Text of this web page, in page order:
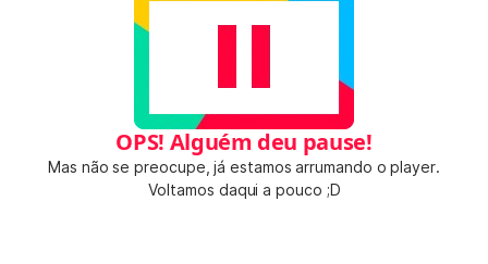
OPS! Alguém deu pause!
Mas não se preocupe, já estamos arrumando o player.
Voltamos daqui a pouco ;D